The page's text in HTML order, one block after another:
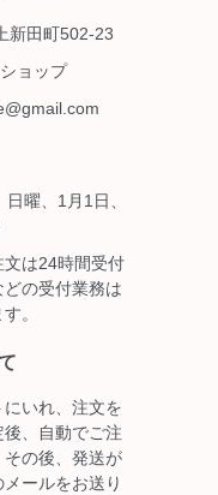
新田町502-23
ョップ
曜、1月1日、
は24時間受付
の受付業務は
。
いれ、注文を
、自動でご注
の後、発送が
ールをお送り